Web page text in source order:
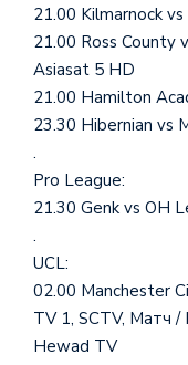
21.00 Kilmarnock
21.00 Ross County
Asiasat 5 HD
21.00 Hamilton
23.30 Hibernian vs
.
Pro League:
21.30 Genk vs OH
.
UCL:
02.00 Manchester
TV 1, SCTV, Матч /
Hewad TV